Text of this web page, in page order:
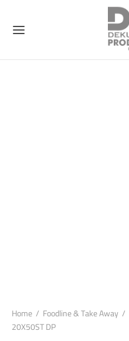
Home / Foodline & Take Away /
20X50ST DP